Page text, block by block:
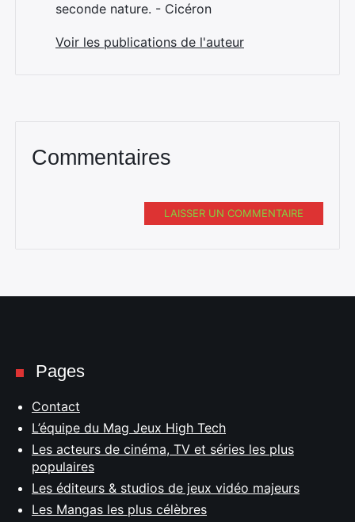
seconde nature. - Cicéron
Voir les publications de l'auteur
Commentaires
LAISSER UN COMMENTAIRE
Pages
Contact
L’équipe du Mag Jeux High Tech
Les acteurs de cinéma, TV et séries les plus
populaires
Les éditeurs & studios de jeux vidéo majeurs
Les Mangas les plus célèbres